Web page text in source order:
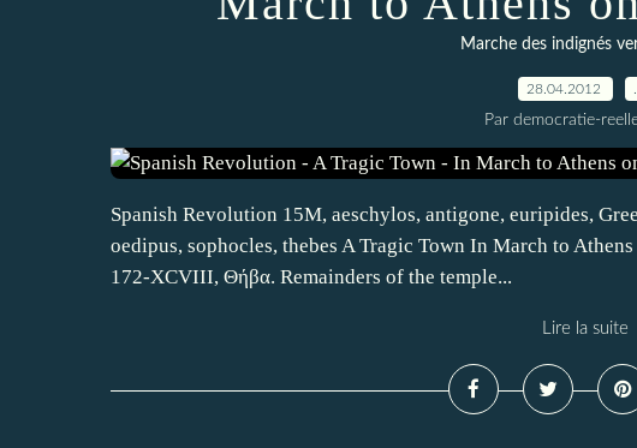
Marche des indignés
28.04.2012
Par democratie-
Spanish Revolution 15M, aeschylos, antigone, euripides,
oedipus, sophocles, thebes A Tragic Town In March to
172-XCVIII, Θήβα. Remainders of the temple...
Lire la suite